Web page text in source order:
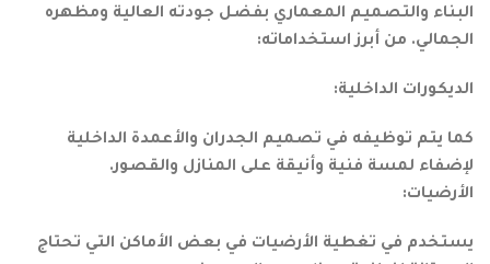
البناء والتصميم المعماري بفضل جودته العالية ومظهره
الجمالي. من أبرز استخداماته:
الديكورات الداخلية:
كما يتم توظيفه في تصميم الجدران والأعمدة الداخلية
لإضفاء لمسة فنية وأنيقة على المنازل والقصور.
الأرضيات:
يستخدم في تغطية الأرضيات في بعض الأماكن التي تحتاج